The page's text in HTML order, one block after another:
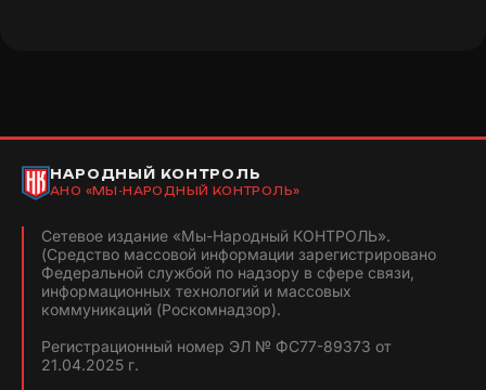
НАРОДНЫЙ КОНТРОЛЬ
АНО «МЫ-НАРОДНЫЙ КОНТРОЛЬ»
Сетевое издание «Мы-Народный КОНТРОЛЬ».
(Средство массовой информации зарегистрировано
Федеральной службой по надзору в сфере связи,
информационных технологий и массовых
коммуникаций (Роскомнадзор).
Регистрационный номер ЭЛ № ФС77-89373 от
21.04.2025 г.